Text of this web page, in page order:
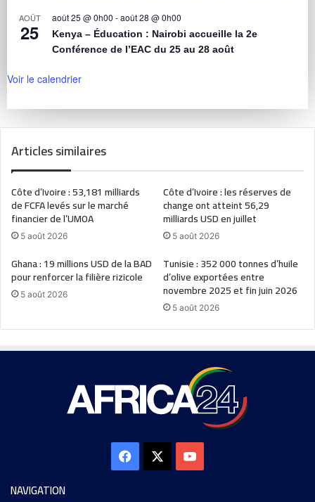
AOÛT
25
août 25 @ 0h00 -août 28 @ 0h00
Kenya – Éducation : Nairobi accueille la 2e
Conférence de l’EAC du 25 au 28 août
Voir le calendrier
Articles similaires
Côte d’Ivoire : 53,181 milliards
de FCFA levés sur le marché
financier de l’UMOA
5 août 2026
Côte d’Ivoire : les réserves de
change ont atteint 56,29
milliards USD en juillet
5 août 2026
Ghana : 19 millions USD de la BAD
pour renforcer la filière rizicole
5 août 2026
Tunisie : 352 000 tonnes d’huile
d’olive exportées entre
novembre 2025 et fin juin 2026
5 août 2026
NAVIGATION